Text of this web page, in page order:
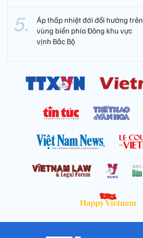
Áp thấp nhiệt đới đổi hướng trên
vùng biển phía Đông khu vực
vịnh Bắc Bộ